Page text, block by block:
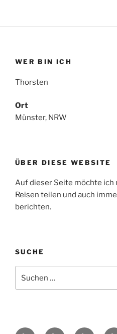
WER BIN ICH
Thorsten
Ort
Münster, NRW
ÜBER DIESE WEBSITE
Auf dieser Seite möchte ich
Reisen teilen und auch
berichten.
SUCHE
nach: